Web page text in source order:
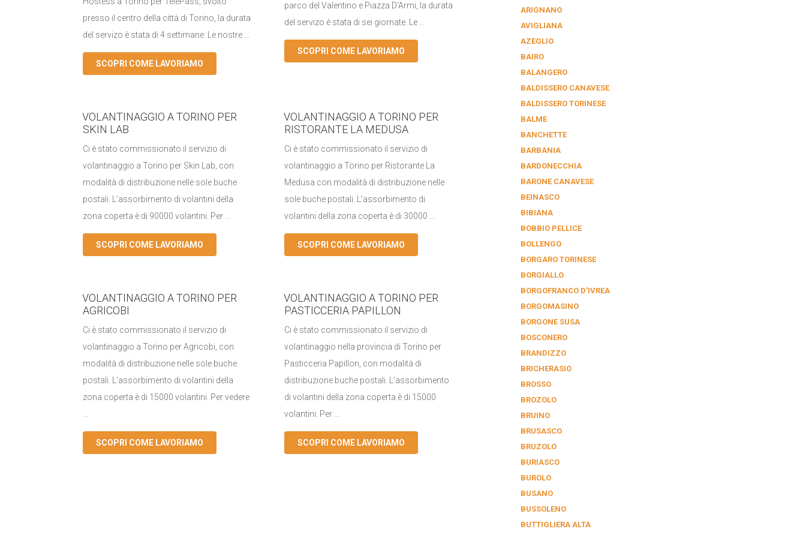
presso il centro della città di Torino, la durata
del servizo è stata di 4 settimane. Le nostre ...
SCOPRI COME LAVORIAMO
parco del Valentino e Piazza D'Armi, la durata
del servizo è stata di sei giornate. Le ...
SCOPRI COME LAVORIAMO
VOLANTINAGGIO A TORINO PER
SKIN LAB
Ci è stato commissionato il servizio di
volantinaggio a Torino per Skin Lab, con
modalità di distribuzione nelle sole buche
postali. L’assorbimento di volantini della
zona coperta è di 90000 volantini. Per ...
SCOPRI COME LAVORIAMO
VOLANTINAGGIO A TORINO PER
RISTORANTE LA MEDUSA
Ci è stato commissionato il servizio di
volantinaggio a Torino per Ristorante La
Medusa con modalità di distribuzione nelle
sole buche postali. L’assorbimento di
volantini della zona coperta è di 30000 ...
SCOPRI COME LAVORIAMO
VOLANTINAGGIO A TORINO PER
AGRICOBI
Ci è stato commissionato il servizio di
volantinaggio a Torino per Agricobi, con
modalità di distribuzione nelle sole buche
postali. L’assorbimento di volantini della
zona coperta è di 15000 volantini. Per vedere
SCOPRI COME LAVORIAMO
VOLANTINAGGIO A TORINO PER
PASTICCERIA PAPILLON
Ci è stato commissionato il servizio di
volantinaggio nella provincia di Torino per
Pasticceria Papillon, con modalità di
distribuzione buche postali. L’assorbimento
di volantini della zona coperta è di 15000
volantini. Per ...
SCOPRI COME LAVORIAMO
ARIGNANO
AVIGLIANA
AZEGLIO
BAIRO
BALANGERO
BALDISSERO CANAVESE
BALDISSERO TORINESE
BALME
BANCHETTE
BARBANIA
BARDONECCHIA
BARONE CANAVESE
BEINASCO
BIBIANA
BOBBIO PELLICE
BOLLENGO
BORGARO TORINESE
BORGIALLO
BORGOFRANCO D'IVREA
BORGOMASINO
BORGONE SUSA
BOSCONERO
BRANDIZZO
BRICHERASIO
BROSSO
BROZOLO
BRUINO
BRUSASCO
BRUZOLO
BURIASCO
BUROLO
BUSANO
BUSSOLENO
BUTTIGLIERA ALTA